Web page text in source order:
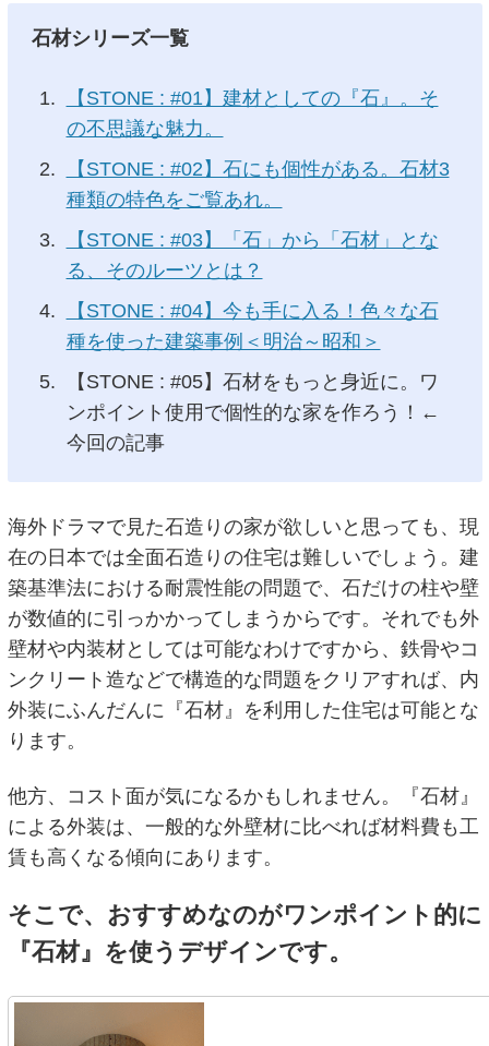
石材シリーズ一覧
【STONE : #01】建材としての『石』。そ
の不思議な魅力。
【STONE : #02】石にも個性がある。石材3
種類の特色をご覧あれ。
【STONE : #03】「石」から「石材」とな
る、そのルーツとは？
【STONE : #04】今も手に入る！色々な石
種を使った建築事例＜明治～昭和＞
【STONE : #05】石材をもっと身近に。ワ
ンポイント使用で個性的な家を作ろう！←
今回の記事
海外ドラマで見た石造りの家が欲しいと思っても、現
在の日本では全面石造りの住宅は難しいでしょう。建
築基準法における耐震性能の問題で、石だけの柱や壁
が数値的に引っかかってしまうからです。それでも外
壁材や内装材としては可能なわけですから、鉄骨やコ
ンクリート造などで構造的な問題をクリアすれば、内
外装にふんだんに『石材』を利用した住宅は可能とな
ります。
他方、コスト面が気になるかもしれません。『石材』
による外装は、一般的な外壁材に比べれば材料費も工
賃も高くなる傾向にあります。
そこで、おすすめなのがワンポイント的に
『石材』を使うデザインです。